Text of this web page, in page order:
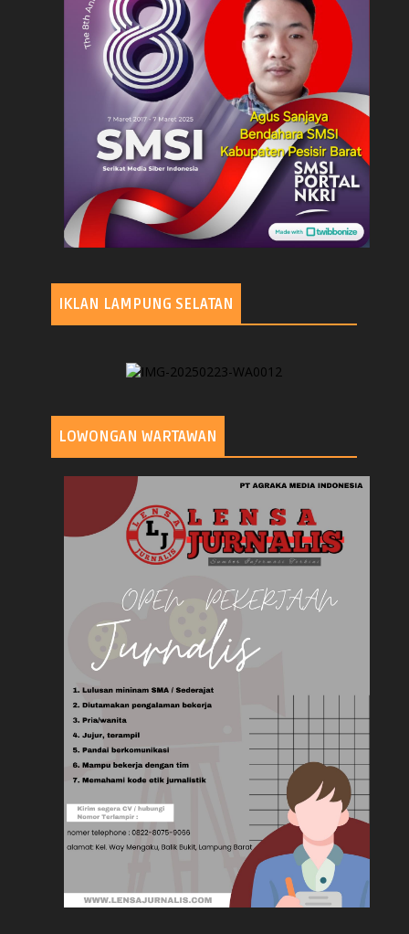
IKLAN LAMPUNG SELATAN
LOWONGAN WARTAWAN